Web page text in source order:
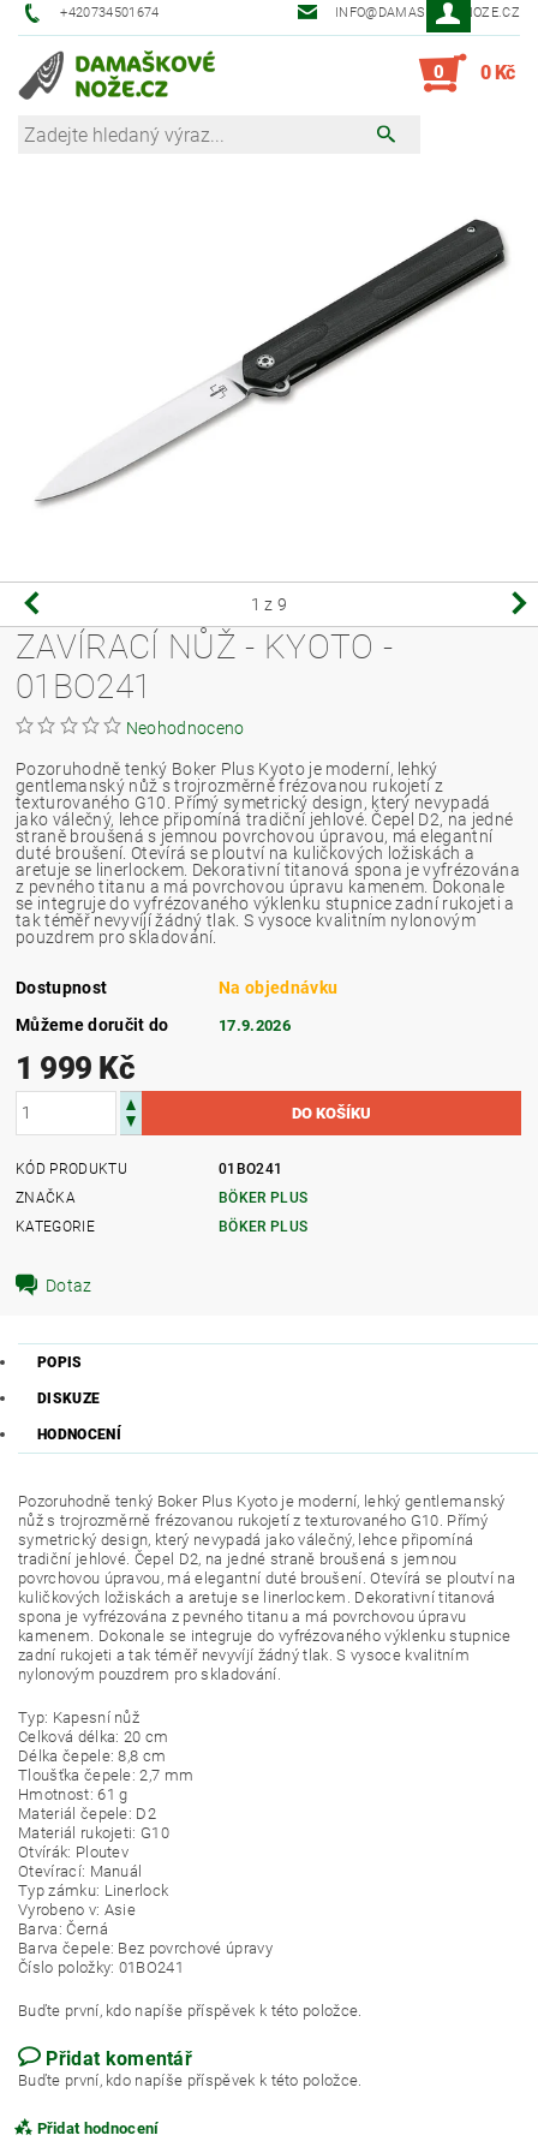
+420734501674 INFO@DAMASKOVE-NOZE.CZ
0 0 Kč
1 z 9
ZAVÍRACÍ NŮŽ - KYOTO -
01BO241
Neohodnoceno
Pozoruhodně tenký Boker Plus Kyoto je moderní, lehký
gentlemanský nůž s trojrozměrně frézovanou rukojetí z
texturovaného G10. Přímý symetrický design, který nevypadá
jako válečný, lehce připomíná tradiční jehlové. Čepel D2, na jedné
straně broušená s jemnou povrchovou úpravou, má elegantní
duté broušení. Otevírá se ploutví na kuličkových ložiskách a
aretuje se linerlockem. Dekorativní titanová spona je vyfrézována
z pevného titanu a má povrchovou úpravu kamenem. Dokonale
se integruje do vyfrézovaného výklenku stupnice zadní rukojeti a
tak téměř nevyvíjí žádný tlak. S vysoce kvalitním nylonovým
pouzdrem pro skladování.
Dostupnost
Na objednávku
Můžeme doručit do
17.9.2026
1 999 Kč
KÓD PRODUKTU
01BO241
ZNAČKA
BÖKER PLUS
KATEGORIE
BÖKER PLUS
Dotaz
POPIS
DISKUZE
HODNOCENÍ
Pozoruhodně tenký Boker Plus Kyoto je moderní, lehký gentlemanský
nůž s trojrozměrně frézovanou rukojetí z texturovaného G10. Přímý
symetrický design, který nevypadá jako válečný, lehce připomíná
tradiční jehlové. Čepel D2, na jedné straně broušená s jemnou
povrchovou úpravou, má elegantní duté broušení. Otevírá se ploutví na
kuličkových ložiskách a aretuje se linerlockem. Dekorativní titanová
spona je vyfrézována z pevného titanu a má povrchovou úpravu
kamenem. Dokonale se integruje do vyfrézovaného výklenku stupnice
zadní rukojeti a tak téměř nevyvíjí žádný tlak. S vysoce kvalitním
nylonovým pouzdrem pro skladování.
Typ: Kapesní nůž
Celková délka: 20 cm
Délka čepele: 8,8 cm
Tloušťka čepele: 2,7 mm
Hmotnost: 61 g
Materiál čepele: D2
Materiál rukojeti: G10
Otvírák: Ploutev
Otevírací: Manuál
Typ zámku: Linerlock
Vyrobeno v: Asie
Barva: Černá
Barva čepele: Bez povrchové úpravy
Číslo položky: 01BO241
Buďte první, kdo napíše příspěvek k této položce.
Přidat komentář
Buďte první, kdo napíše příspěvek k této položce.
Přidat hodnocení